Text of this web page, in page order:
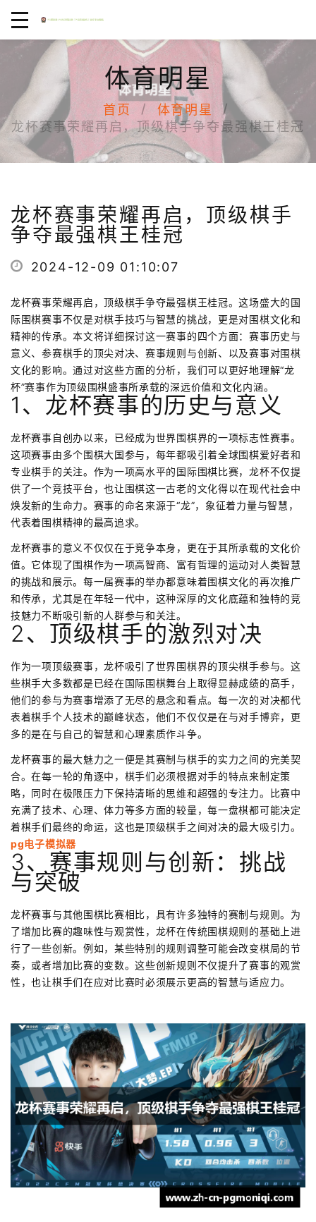
体育明星
首页
体育明星
龙杯赛事荣耀再启，顶级棋手争夺最强棋王桂冠
龙杯赛事荣耀再启，顶级棋手
争夺最强棋王桂冠
2024-12-09 01:10:07
龙杯赛事荣耀再启，顶级棋手争夺最强棋王桂冠。这场盛大的国
际围棋赛事不仅是对棋手技巧与智慧的挑战，更是对围棋文化和
精神的传承。本文将详细探讨这一赛事的四个方面：赛事历史与
意义、参赛棋手的顶尖对决、赛事规则与创新、以及赛事对围棋
文化的影响。通过对这些方面的分析，我们可以更好地理解“龙
杯”赛事作为顶级围棋盛事所承载的深远价值和文化内涵。
1、龙杯赛事的历史与意义
龙杯赛事自创办以来，已经成为世界围棋界的一项标志性赛事。
这项赛事由多个围棋大国参与，每年都吸引着全球围棋爱好者和
专业棋手的关注。作为一项高水平的国际围棋比赛，龙杯不仅提
供了一个竞技平台，也让围棋这一古老的文化得以在现代社会中
焕发新的生命力。赛事的命名来源于“龙”，象征着力量与智慧，
代表着围棋精神的最高追求。
龙杯赛事的意义不仅仅在于竞争本身，更在于其所承载的文化价
值。它体现了围棋作为一项高智商、富有哲理的运动对人类智慧
的挑战和展示。每一届赛事的举办都意味着围棋文化的再次推广
和传承，尤其是在年轻一代中，这种深厚的文化底蕴和独特的竞
技魅力不断吸引新的人群参与和关注。
2、顶级棋手的激烈对决
作为一项顶级赛事，龙杯吸引了世界围棋界的顶尖棋手参与。这
些棋手大多数都是已经在国际围棋舞台上取得显赫成绩的高手，
他们的参与为赛事增添了无尽的悬念和看点。每一次的对决都代
表着棋手个人技术的巅峰状态，他们不仅仅是在与对手博弈，更
多的是在与自己的智慧和心理素质作斗争。
龙杯赛事的最大魅力之一便是其赛制与棋手的实力之间的完美契
合。在每一轮的角逐中，棋手们必须根据对手的特点来制定策
略，同时在极限压力下保持清晰的思维和超强的专注力。比赛中
充满了技术、心理、体力等多方面的较量，每一盘棋都可能决定
着棋手们最终的命运，这也是顶级棋手之间对决的最大吸引力。
pg电子模拟器
3、赛事规则与创新：挑战
与突破
龙杯赛事与其他围棋比赛相比，具有许多独特的赛制与规则。为
了增加比赛的趣味性与观赏性，龙杯在传统围棋规则的基础上进
行了一些创新。例如，某些特别的规则调整可能会改变棋局的节
奏，或者增加比赛的变数。这些创新规则不仅提升了赛事的观赏
性，也让棋手们在应对比赛时必须展示更高的智慧与适应力。